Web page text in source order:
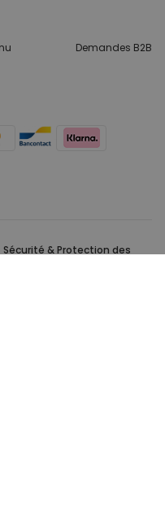
Demandes B2B
Sécurité & Protection des